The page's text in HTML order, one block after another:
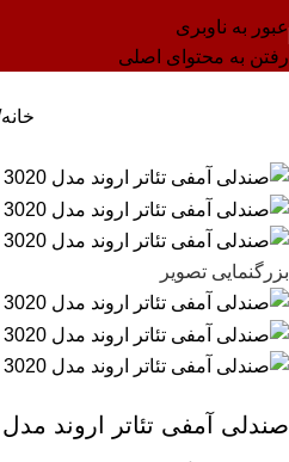
عبور به ناوبری
رفتن به محتوای اصلی
خانه
بزرگنمایی تصویر
صندلی آمفی تئاتر اروند مدل 3020